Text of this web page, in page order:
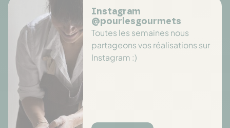
Instagram
@pourlesgourmets
Toutes les semaines nous
partageons vos réalisations sur
Instagram :)